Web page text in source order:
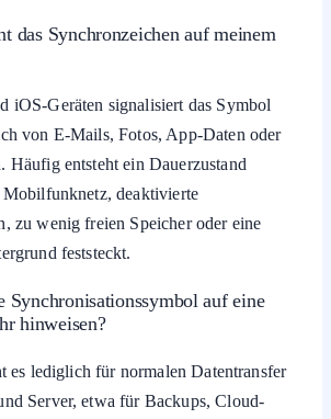
das Synchronzeichen auf meinem
iOS-Geräten signalisiert das Symbol
von E-Mails, Fotos, App-Daten oder
Häufig entsteht ein Dauerzustand
Mobilfunknetz, deaktivierte
zu wenig freien Speicher oder eine
feststeckt.
Synchronisationssymbol auf eine
hinweisen?
es lediglich für normalen Datentransfer
Server, etwa für Backups, Cloud-